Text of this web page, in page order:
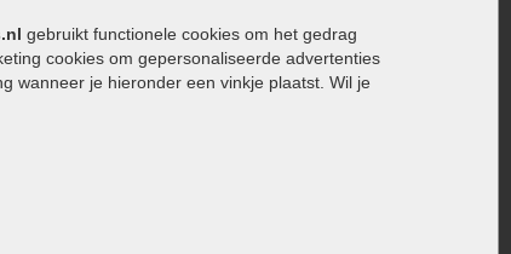
gebruikt functionele cookies om het gedrag
cookies om gepersonaliseerde advertenties
wanneer je hieronder een vinkje plaatst. Wil je